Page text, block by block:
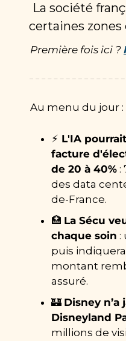
La société
certaines zones
Première fois ici ?
Au menu du jour :
⚡ L'IA
facture
de 20 à 40% :
des data
de-France.
🏥 La Sécu
chaque soin :
puis
montant
assuré.
🏰 Disney
Disneyland
millions de